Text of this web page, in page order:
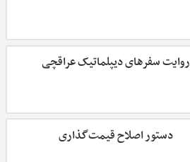
روایت سفرهای دیپلماتیک عراقچی
دستور اصلاح قیمت‌گذاری